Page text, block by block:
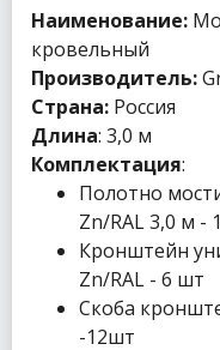
Наименование:
кровельный
Производитель:
Страна: Россия
Длина: 3,0 м
Комплектация:
Полотно
Zn/RAL 3,0 м -
Кронштейн
Zn/RAL - 6 шт
Скоба
-12шт